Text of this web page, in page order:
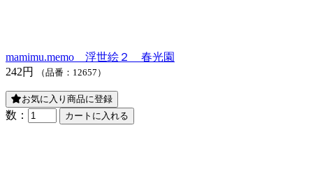
mamimu.memo 浮世絵２ 春光園
242円
（品番：12657）
お気に入り商品に登録
数：